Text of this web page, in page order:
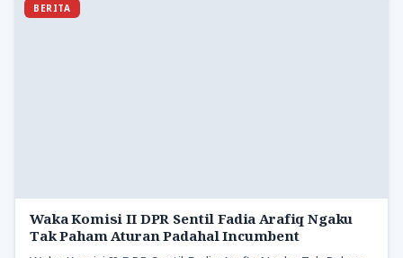
BERITA
Waka Komisi II DPR Sentil Fadia Arafiq Ngaku
Tak Paham Aturan Padahal Incumbent